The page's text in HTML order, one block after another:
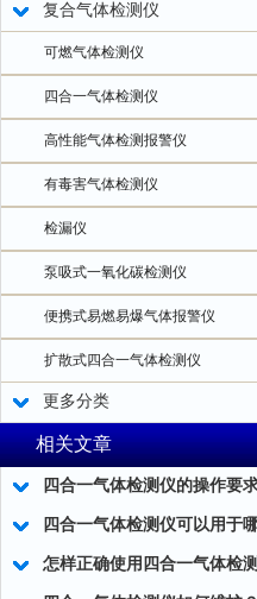
复合气体检测仪
可燃气体检测仪
四合一气体检测仪
高性能气体检测报警仪
有毒害气体检测仪
检漏仪
泵吸式一氧化碳检测仪
便携式易燃易爆气体报警仪
扩散式四合一气体检测仪
更多分类
相关文章